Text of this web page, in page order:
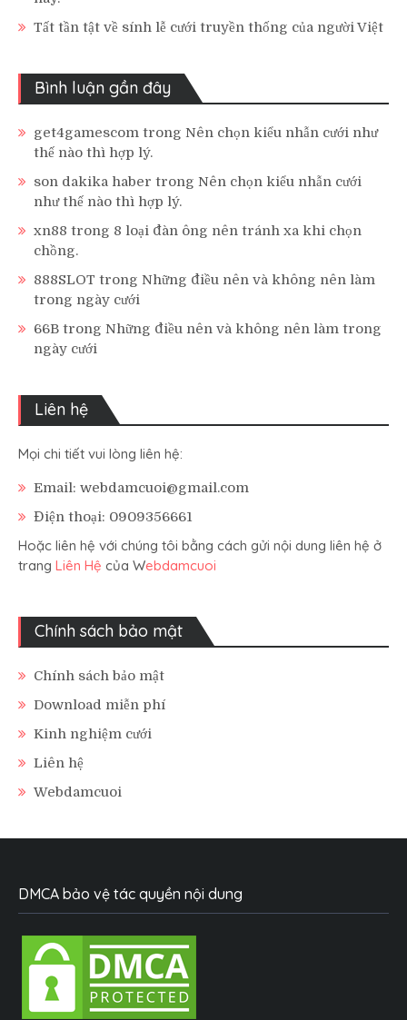
Tất tần tật về sính lễ cưới truyền thống của người Việt
Bình luận gần đây
get4gamescom trong Nên chọn kiểu nhẫn cưới như
thế nào thì hợp lý.
son dakika haber trong Nên chọn kiểu nhẫn cưới
như thế nào thì hợp lý.
xn88 trong 8 loại đàn ông nên tránh xa khi chọn
chồng.
888SLOT trong Những điều nên và không nên làm
trong ngày cưới
66B trong Những điều nên và không nên làm trong
ngày cưới
Liên hệ
Mọi chi tiết vui lòng liên hệ:
Email: webdamcuoi@gmail.com
Điện thoại: 0909356661
Hoặc liên hệ với chúng tôi bằng cách gửi nội dung liên hệ ở
trang Liên Hệ của Webdamcuoi
Chính sách bảo mật
Chính sách bảo mật
Download miễn phí
Kinh nghiệm cưới
Liên hệ
Webdamcuoi
DMCA bảo vệ tác quyền nội dung